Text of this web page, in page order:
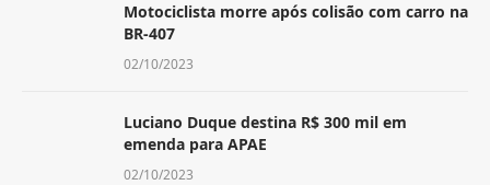
Motociclista morre após colisão com carro na
BR-407
02/10/2023
Luciano Duque destina R$ 300 mil em
emenda para APAE
02/10/2023